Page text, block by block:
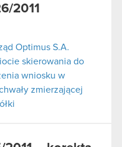
2011
Optimus S.A.
skierowania do
wniosku w
zmierzającej